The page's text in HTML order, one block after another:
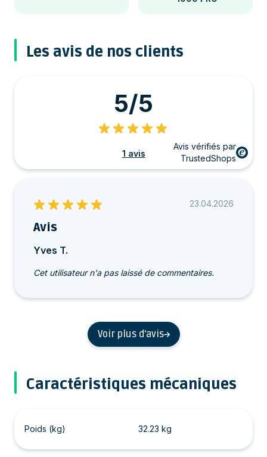
Les avis de nos clients
5/5
1 avis
Avis vérifiés par
TrustedShops
23.04.2026
Avis
Yves T.
Cet utilisateur n'a pas laissé de commentaires.
Voir plus d'avis
Caractéristiques mécaniques
Poids (kg) 32.23 kg